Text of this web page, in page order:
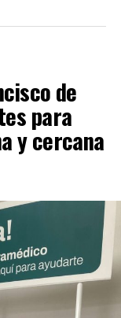
de
para
y cercana